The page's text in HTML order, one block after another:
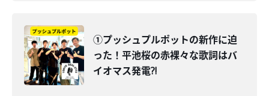
①プッシュプルポットの新作に迫
った！平池桜の赤裸々な歌詞はバ
イオマス発電?!